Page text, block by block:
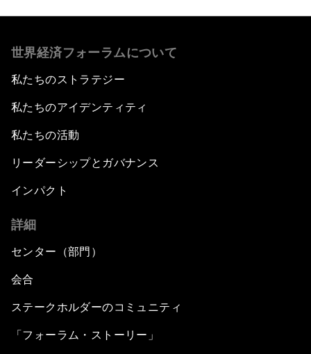
世界経済フォーラムについて
私たちのストラテジー
私たちのアイデンティティ
私たちの活動
リーダーシップとガバナンス
インパクト
詳細
センター（部門）
会合
ステークホルダーのコミュニティ
「フォーラム・ストーリー」